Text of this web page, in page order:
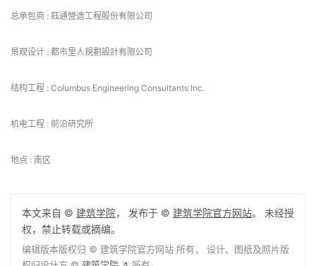
总承包商 : 鈺通營造工程股份有限公司
景观设计 : 都市里人規劃設計有限公司
结构工程 : Columbus Engineering Consultants Inc.
机电工程 : 前沿研究所
地点 : 南区
本文来自 © 建筑学院， 发布于 © 建筑学院官方网站。 未经授
权，禁止转载或摘编。
编辑版本版权归 © 建筑学院官方网站 所有， 设计、图纸及照片版